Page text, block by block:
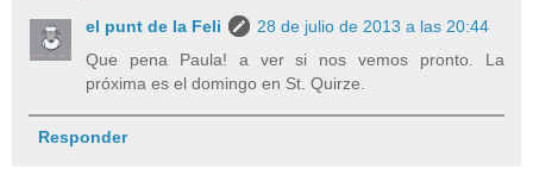
el punt de la Feli
28 de julio de 2013 a las 20:44
Que pena Paula! a ver si nos vemos pronto. La
próxima es el domingo en St. Quirze.
Responder